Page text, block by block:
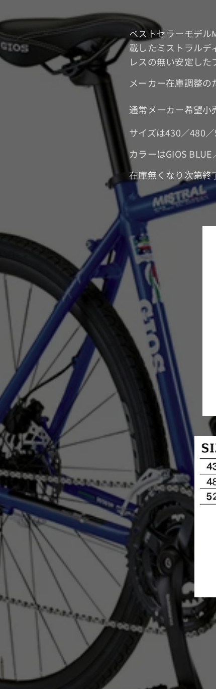
ベストセラーモデル
載したミストラルデ
レスの無い安定し
メーカー在庫調整
通常メーカー希望小
サイズは430／480
カラーはGIOS
在庫無くなり次第終